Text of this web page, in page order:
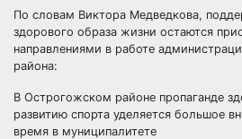
По словам Виктора Медведкова,
здорового образа жизни остаются
направлениями в работе
района:
В Острогожском районе пропаганде
развитию спорта уделяется большое
время в муниципалитете